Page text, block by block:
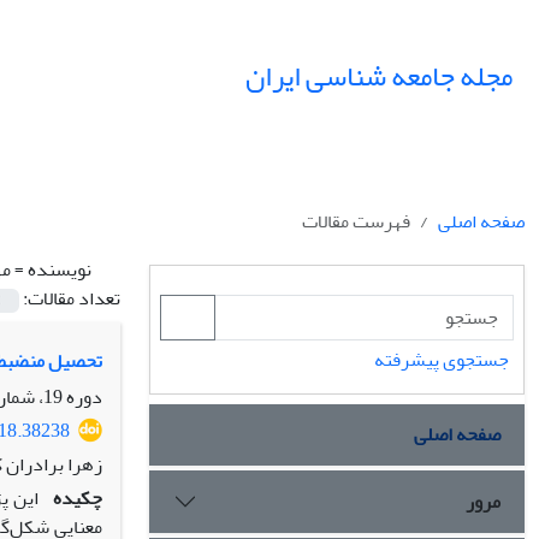
مجله جامعه شناسی ایران
صفحه اصلی
فهرست مقالات
نویسنده =
تعداد مقالات:
تحصیل
دوره 19، شماره 4، زمستان 1397، صفحه
زهرا
چکیده این
جستجوی پیشرفته
صفحه اصلی
مرور